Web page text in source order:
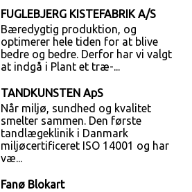
FUGLEBJERG KISTEFABRIK A/S
Bæredygtig produktion, og
optimerer hele tiden for at blive
bedre og bedre. Derfor har vi valgt
at indgå i Plant et træ-...
TANDKUNSTEN ApS
Når miljø, sundhed og kvalitet
smelter sammen. Den første
tandlægeklinik i Danmark
miljøcertificeret ISO 14001 og har
væ...
Fanø Blokart